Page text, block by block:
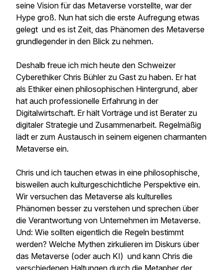
seine Vision für das Metaverse vorstellte, war der
Hype groß. Nun hat sich die erste Aufregung etwas
gelegt und es ist Zeit, das Phänomen des Metaverse
grundlegender in den Blick zu nehmen.
Deshalb freue ich mich heute den Schweizer
Cyberethiker Chris Bühler zu Gast zu haben. Er hat
als Ethiker einen philosophischen Hintergrund, aber
hat auch professionelle Erfahrung in der
Digitalwirtschaft. Er hält Vorträge und ist Berater zu
digitaler Strategie und Zusammenarbeit. Regelmäßig
lädt er zum Austausch in seinem eigenen charmanten
Metaverse ein.
Chris und ich tauchen etwas in eine philosophische,
bisweilen auch kulturgeschichtliche Perspektive ein.
Wir versuchen das Metaverse als kulturelles
Phänomen besser zu verstehen und sprechen über
die Verantwortung von Unternehmen im Metaverse.
Und: Wie sollten eigentlich die Regeln bestimmt
werden? Welche Mythen zirkulieren im Diskurs über
das Metaverse (oder auch KI) und kann Chris die
verschiedenen Haltungen durch die Metapher der